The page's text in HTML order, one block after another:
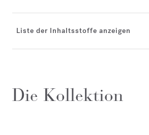
Liste der Inhaltsstoffe anzeigen
Die Kollektion